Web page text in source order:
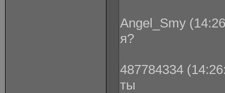
Angel_Smy
я?
487784334
ты